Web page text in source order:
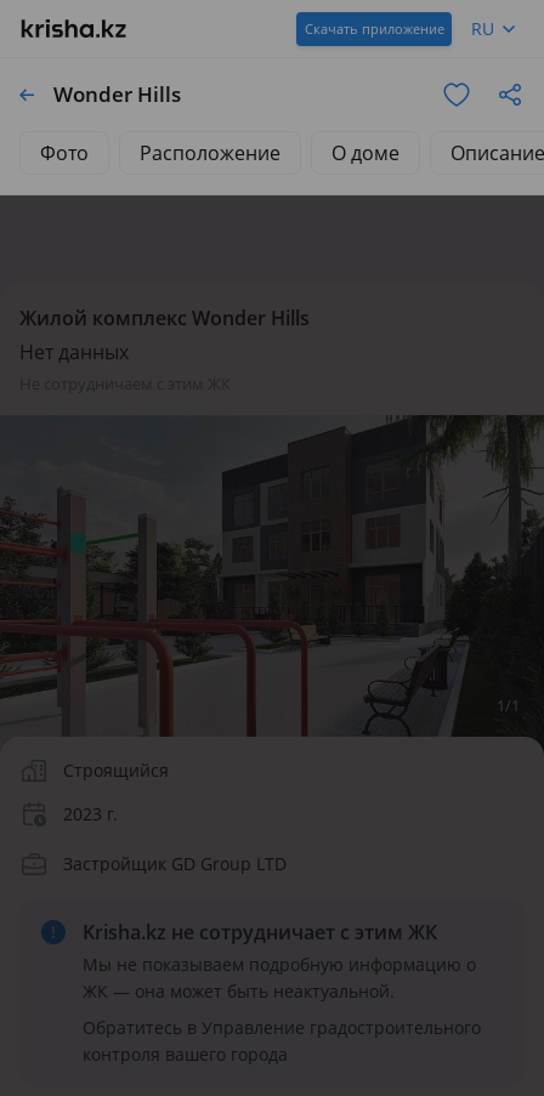
Скачать приложение RU
Wonder Hills
Фото Расположение О доме Описание
Жилой комплекс Wonder Hills
Нет данных
1/1
Строящийся
2023 г.
Застройщик GD Group LTD
Krisha.kz не сотрудничает с этим ЖК
Мы не показываем подробную информацию о
ЖК — она может быть неактуальной.
Обратитесь в Управление градостроительного
контроля вашего города